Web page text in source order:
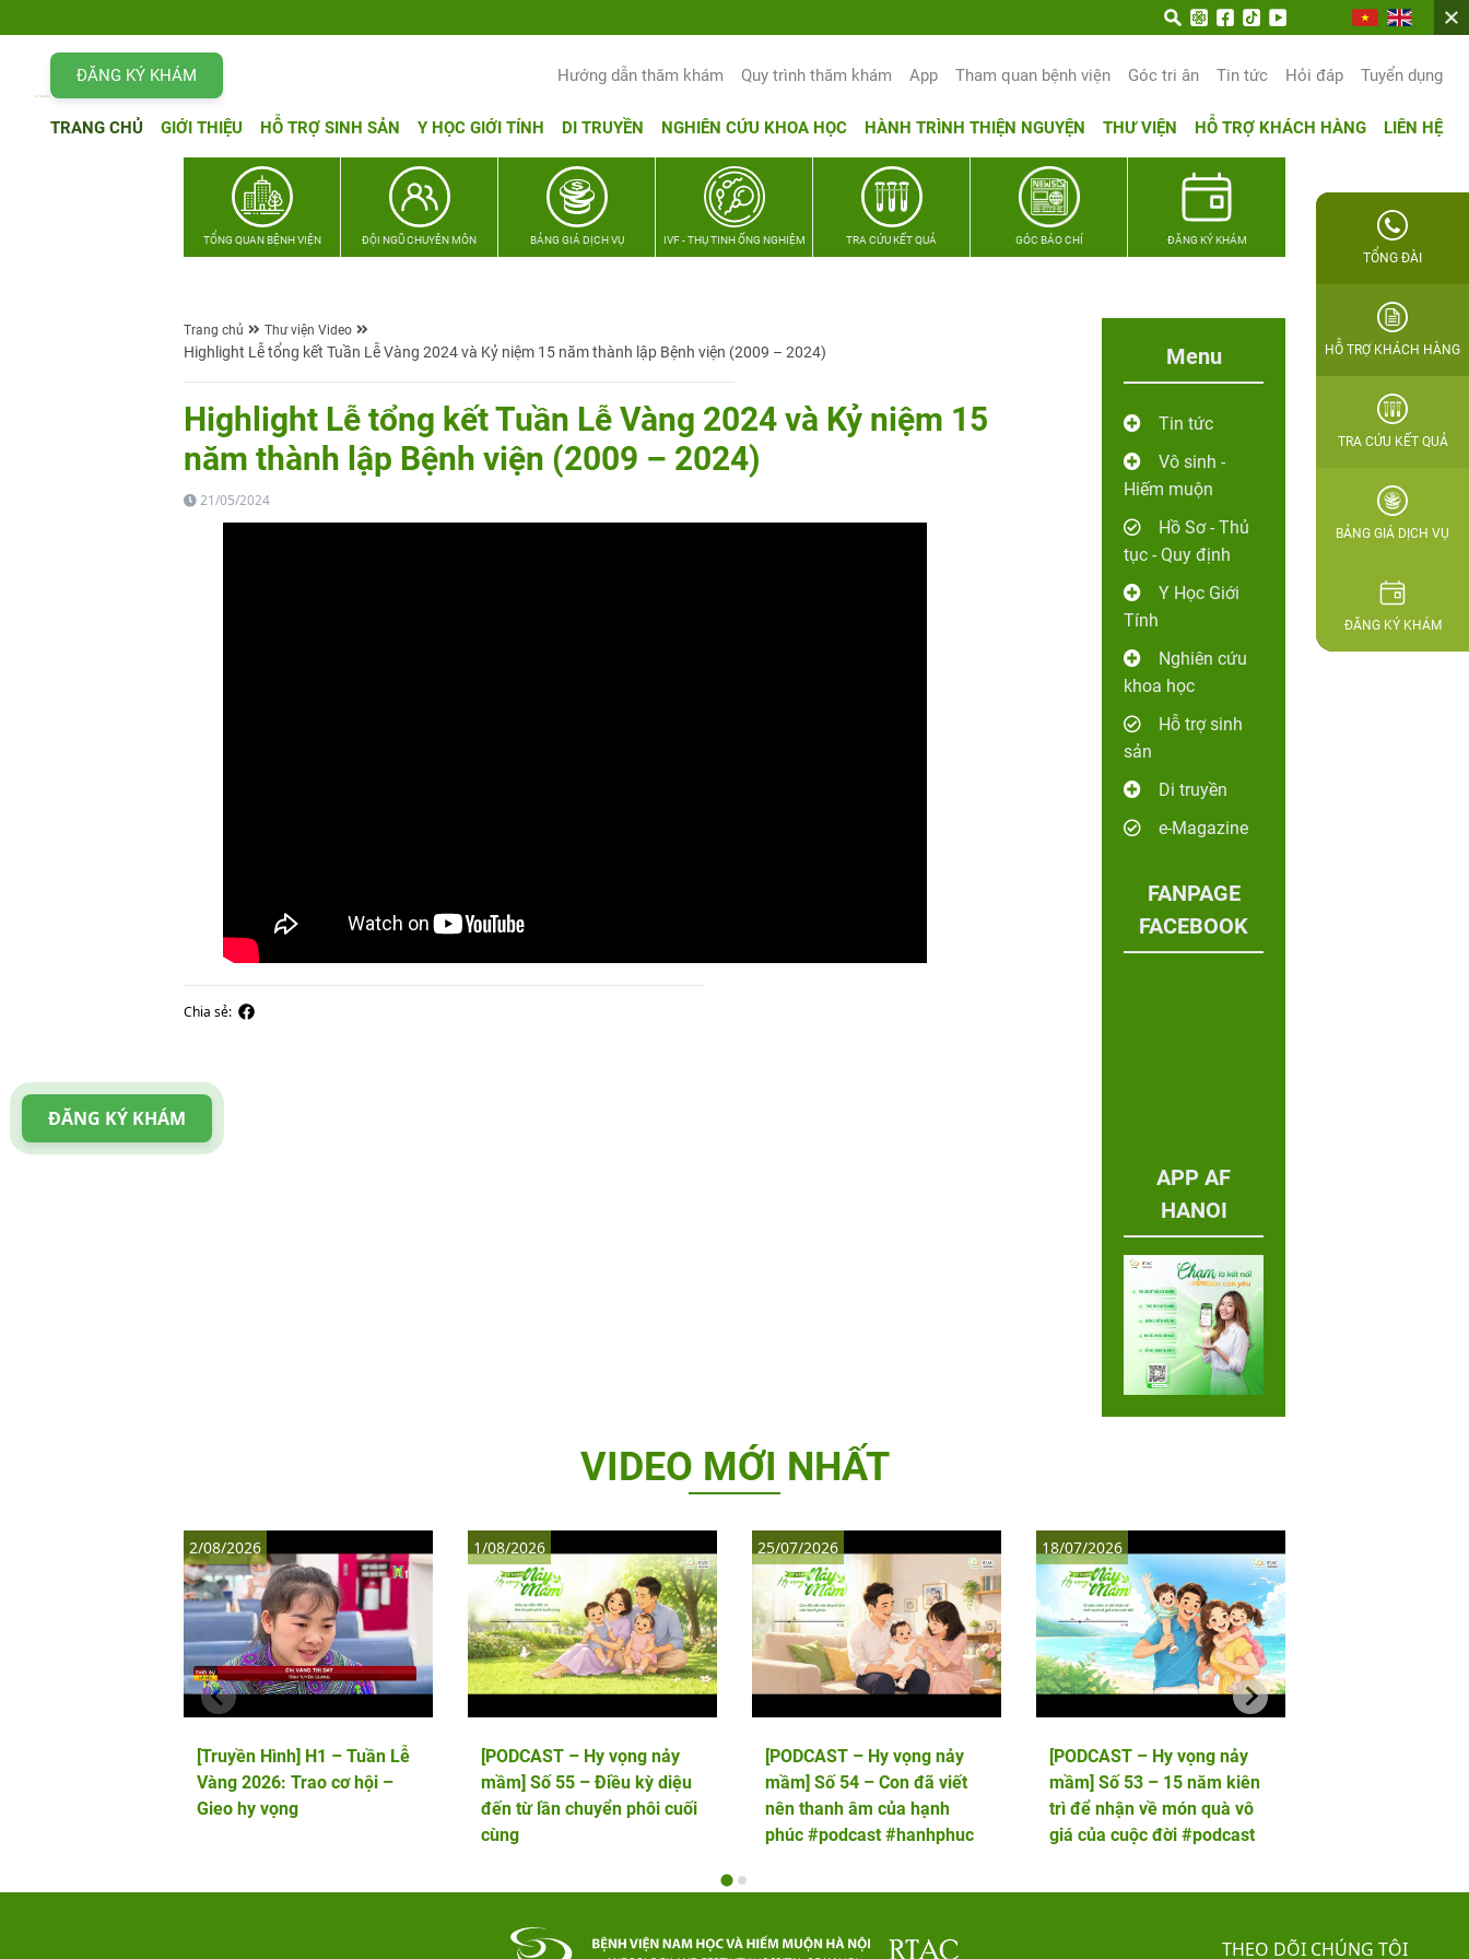
ĐĂNG KÝ KHÁM Hướng dẫn thăm khám Quy trình thăm khám App Tham quan bệnh viện Góc tri ân Tin tức Hỏi đáp Tuyển dụng
TRANG CHỦ GIỚI THIỆU HỖ TRỢ SINH SẢN Y HỌC GIỚI TÍNH DI TRUYỀN NGHIÊN CỨU KHOA HỌC HÀNH TRÌNH THIỆN NGUYỆN THƯ VIỆN HỖ TRỢ KHÁCH HÀNG LIÊN HỆ
TỔNG QUAN BỆNH VIỆN ĐỘI NGŨ CHUYÊN MÔN BẢNG GIÁ DỊCH VỤ IVF - THỤ TINH ỐNG NGHIỆM TRA CỨU KẾT QUẢ GÓC BÁO CHÍ ĐĂNG KÝ KHÁM
Trang chủ Thư viện Video
Highlight Lễ tổng kết Tuần Lễ Vàng 2024 và Kỷ niệm 15 năm thành lập Bệnh viện (2009 – 2024)
Highlight Lễ tổng kết Tuần Lễ Vàng 2024 và Kỷ niệm 15
năm thành lập Bệnh viện (2009 – 2024)
21/05/2024
Chia sẻ:
Menu
Tin tức
Vô sinh -
Hiếm muộn
Hồ Sơ - Thủ
tục - Quy định
Y Học Giới
Tính
Nghiên cứu
khoa học
Hỗ trợ sinh
sản
Di truyền
e-Magazine
FANPAGE
FACEBOOK
APP AF
HANOI
VIDEO MỚI NHẤT
[Truyền Hình] H1 – Tuần Lễ
Vàng 2026: Trao cơ hội –
Gieo hy vọng
2/08/2026
[PODCAST – Hy vọng nảy
mầm] Số 55 – Điều kỳ diệu
đến từ lần chuyển phôi cuối
cùng
1/08/2026
[PODCAST – Hy vọng nảy
mầm] Số 54 – Con đã viết
nên thanh âm của hạnh
phúc #podcast #hanhphuc
25/07/2026
[PODCAST – Hy vọng nảy
mầm] Số 53 – 15 năm kiên
trì để nhận về món quà vô
giá của cuộc đời #podcast
18/07/2026
THEO DÕI CHÚNG TÔI
TỔNG ĐÀI
HỖ TRỢ KHÁCH HÀNG
TRA CỨU KẾT QUẢ
BẢNG GIÁ DỊCH VỤ
ĐĂNG KÝ KHÁM
ĐĂNG KÝ KHÁM